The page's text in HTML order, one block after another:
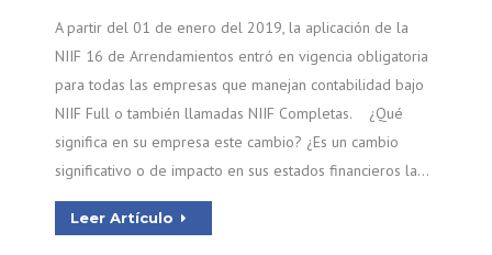
A partir del 01 de enero del 2019, la aplicación de la
NIIF 16 de Arrendamientos entró en vigencia obligatoria
para todas las empresas que manejan contabilidad bajo
NIIF Full o también llamadas NIIF Completas. ¿Qué
significa en su empresa este cambio? ¿Es un cambio
significativo o de impacto en sus estados financieros la…
Leer Artículo